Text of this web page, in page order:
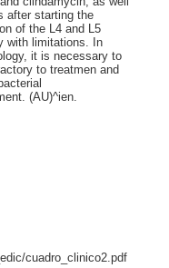
after starting the
of the L4 and L5
with limitations. In
it is necessary to
to treatmen and
(AU)^ien.
cuadro_clinico2.pdf